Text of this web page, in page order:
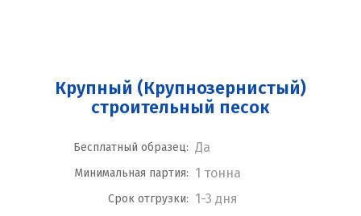
Крупный (Крупнозернистый)
строительный песок
Бесплатный образец: Да
Минимальная партия: 1 тонна
Срок отгрузки: 1-3 дня